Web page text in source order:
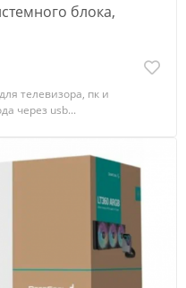
блока,
телевизора, пк и
через usb...